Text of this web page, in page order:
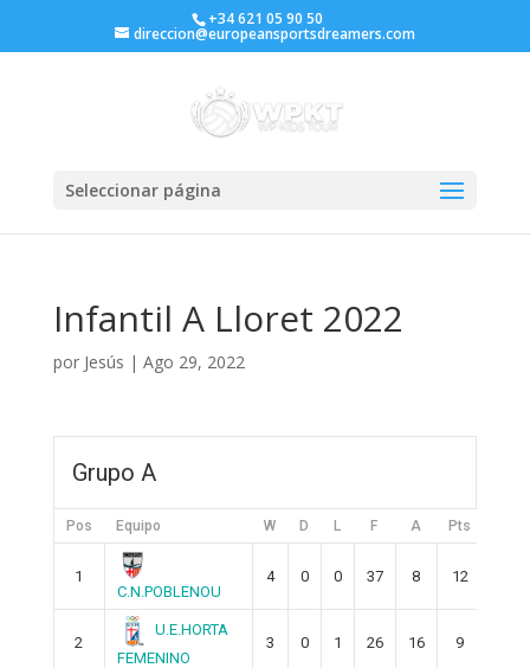
+34 621 05 90 50
direccion@europeansportsdreamers.com
Seleccionar página
Infantil A Lloret 2022
por Jesús | Ago 29, 2022
Grupo A
Pos Equipo W D L F A Pts
1
C.N.POBLENOU
4 0 0 37 8 12
2
U.E.HORTA
FEMENINO
3 0 1 26 16 9